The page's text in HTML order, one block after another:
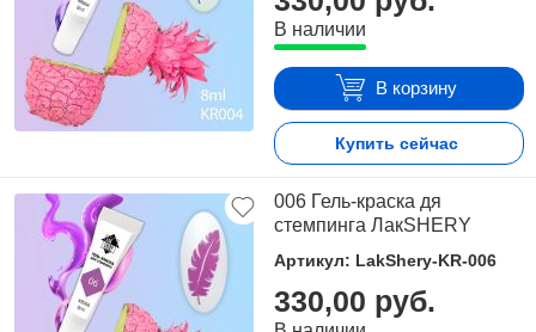
В наличии
В корзину
Купить сейчас
006 Гель-краска дя
стемпинга ЛакSHERY
Артикул: LakShery-KR-006
330,00 руб.